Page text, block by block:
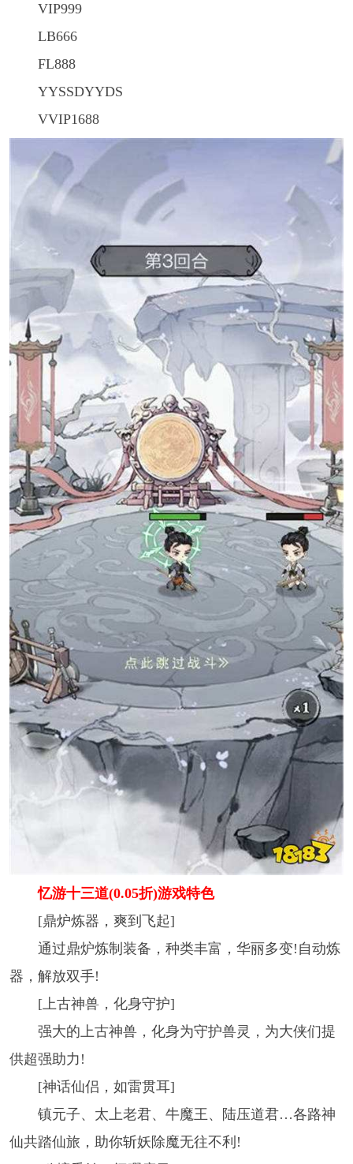
VIP999
LB666
FL888
YYSSDYYDS
VVIP1688
忆游十三道(0.05折)游戏特色
[鼎炉炼器，爽到飞起]
通过鼎炉炼制装备，种类丰富，华丽多变!自动炼
器，解放双手!
[上古神兽，化身守护]
强大的上古神兽，化身为守护兽灵，为大侠们提
供超强助力!
[神话仙侣，如雷贯耳]
镇元子、太上老君、牛魔王、陆压道君…各路神
仙共踏仙旅，助你斩妖除魔无往不利!